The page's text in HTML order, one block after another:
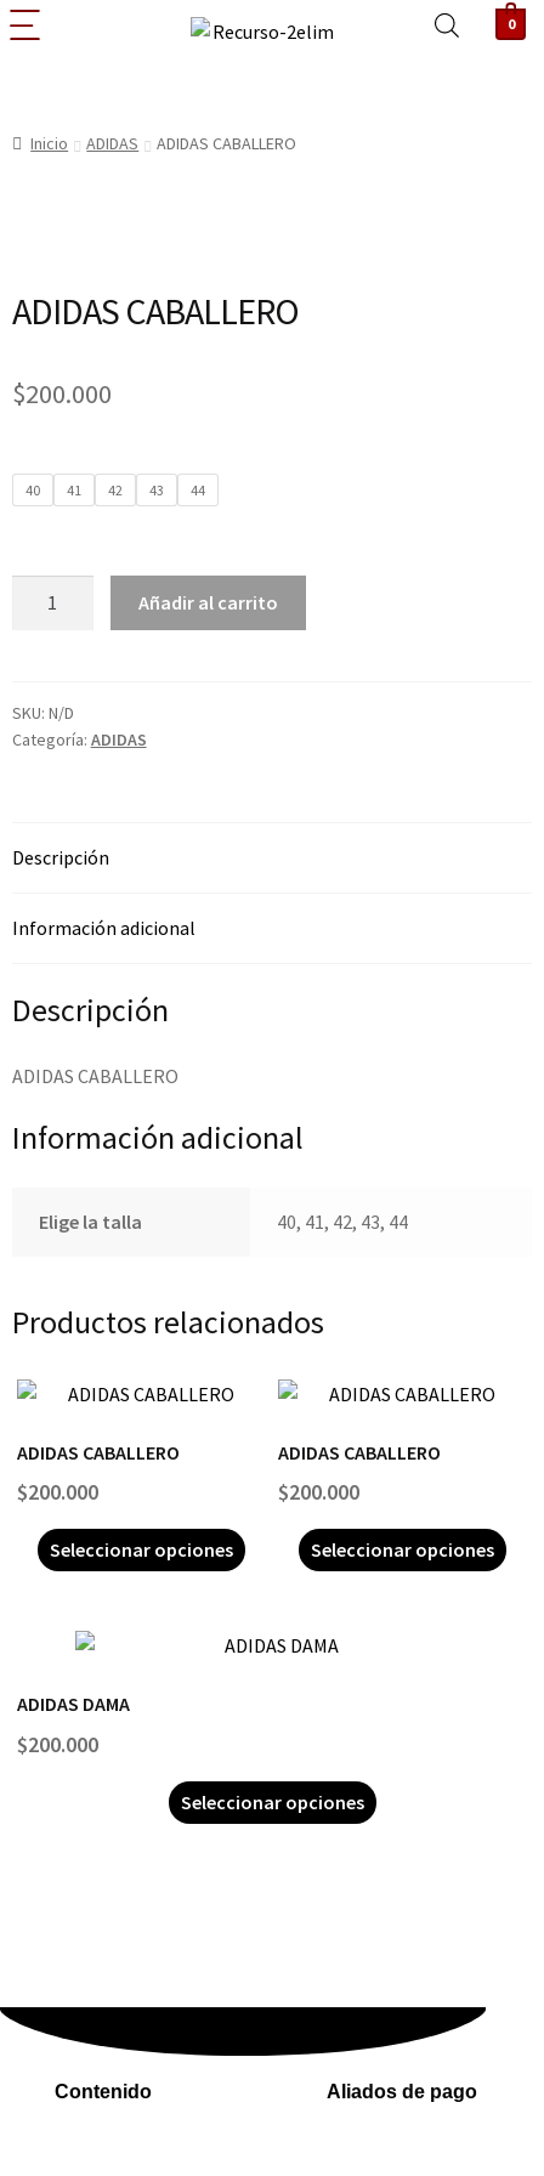
0
Inicio ADIDAS ADIDAS CABALLERO
ADIDAS CABALLERO
$200.000
40 41 42 43 44
Añadir al carrito
SKU: N/D
Categoría: ADIDAS
Descripción
Información adicional
Descripción
ADIDAS CABALLERO
Información adicional
Elige la talla 40, 41, 42, 43, 44
Productos relacionados
ADIDAS CABALLERO
$200.000
Seleccionar opciones
ADIDAS CABALLERO
$200.000
Seleccionar opciones
ADIDAS DAMA
$200.000
Seleccionar opciones
Contenido
Aliados de pago